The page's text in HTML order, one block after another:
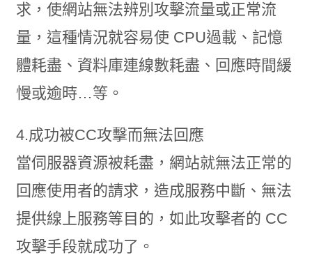
求，使網站無法辨別攻擊流量或正常流
量，這種情況就容易使 CPU過載、記憶
體耗盡、資料庫連線數耗盡、回應時間緩
慢或逾時…等。
4.成功被CC攻擊而無法回應
當伺服器資源被耗盡，網站就無法正常的
回應使用者的請求，造成服務中斷、無法
提供線上服務等目的，如此攻擊者的 CC
攻擊手段就成功了。